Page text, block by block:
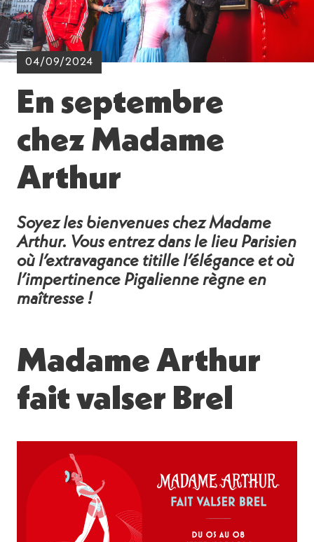
04/09/2024
En septembre
chez Madame
Arthur
Soyez les bienvenues chez Madame
Arthur. Vous entrez dans le lieu Parisien
où l’extravagance titille l’élégance et où
l’impertinence Pigalienne règne en
maîtresse !
Madame Arthur
fait valser Brel